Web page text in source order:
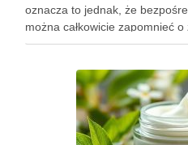
oznacza to jednak, że
można całkowicie zapomnieć o
Pierwsze godziny i dni po